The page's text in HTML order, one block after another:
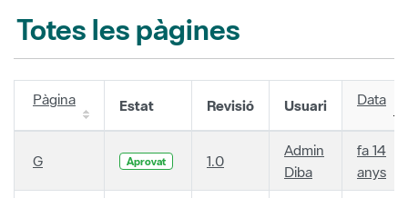
Totes les pàgines
Pàgina Estat Revisió Usuari Data
G Aprovat 1.0
Admin
Diba
fa 14
anys